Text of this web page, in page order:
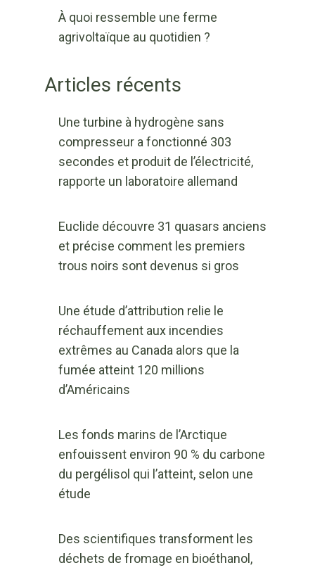
À quoi ressemble une ferme
agrivoltaïque au quotidien ?
Articles récents
Une turbine à hydrogène sans
compresseur a fonctionné 303
secondes et produit de l’électricité,
rapporte un laboratoire allemand
Euclide découvre 31 quasars anciens
et précise comment les premiers
trous noirs sont devenus si gros
Une étude d’attribution relie le
réchauffement aux incendies
extrêmes au Canada alors que la
fumée atteint 120 millions
d’Américains
Les fonds marins de l’Arctique
enfouissent environ 90 % du carbone
du pergélisol qui l’atteint, selon une
étude
Des scientifiques transforment les
déchets de fromage en bioéthanol,